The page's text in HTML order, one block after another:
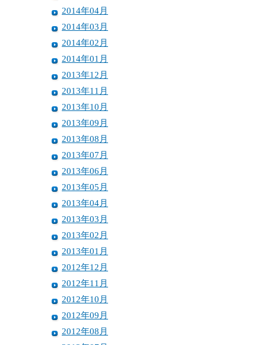
2014年04月
2014年03月
2014年02月
2014年01月
2013年12月
2013年11月
2013年10月
2013年09月
2013年08月
2013年07月
2013年06月
2013年05月
2013年04月
2013年03月
2013年02月
2013年01月
2012年12月
2012年11月
2012年10月
2012年09月
2012年08月